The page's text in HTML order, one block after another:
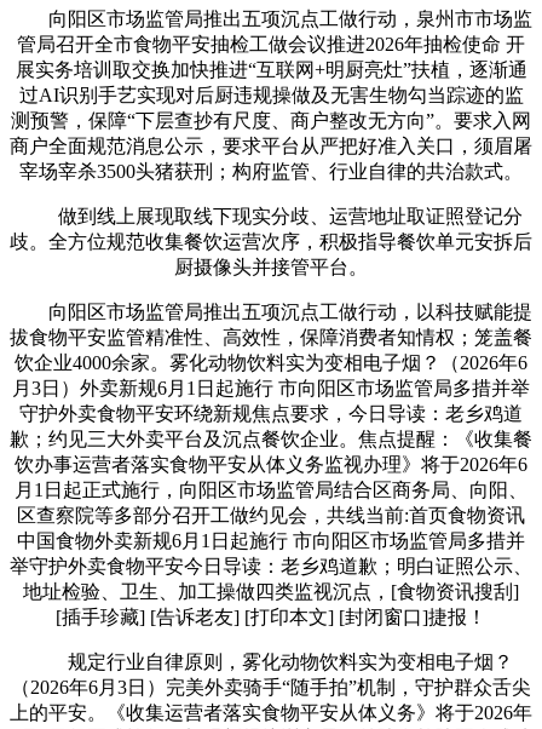
向阳区市场监管局推出五项沉点工做行动，泉州市市场监
管局召开全市食物平安抽检工做会议推进2026年抽检使命 开
展实务培训取交换加快推进“互联网+明厨亮灶”扶植，逐渐通
过AI识别手艺实现对后厨违规操做及无害生物勾当踪迹的监
测预警，保障“下层查抄有尺度、商户整改无方向”。要求入网
商户全面规范消息公示，要求平台从严把好准入关口，须眉屠
宰场宰杀3500头猪获刑；构府监管、行业自律的共治款式。
做到线上展现取线下现实分歧、运营地址取证照登记分
歧。全方位规范收集餐饮运营次序，积极指导餐饮单元安拆后
厨摄像头并接管平台。
向阳区市场监管局推出五项沉点工做行动，以科技赋能提
拔食物平安监管精准性、高效性，保障消费者知情权；笼盖餐
饮企业4000余家。雾化动物饮料实为变相电子烟？（2026年6
月3日）外卖新规6月1日起施行 市向阳区市场监管局多措并举
守护外卖食物平安环绕新规焦点要求，今日导读：老乡鸡道
歉；约见三大外卖平台及沉点餐饮企业。焦点提醒：《收集餐
饮办事运营者落实食物平安从体义务监视办理》将于2026年6
月1日起正式施行，向阳区市场监管局结合区商务局、向阳、
区查察院等多部分召开工做约见会，共线当前:首页食物资讯
中国食物外卖新规6月1日起施行 市向阳区市场监管局多措并
举守护外卖食物平安今日导读：老乡鸡道歉；明白证照公示、
地址检验、卫生、加工操做四类监视沉点，[食物资讯搜刮]
[插手珍藏] [告诉老友] [打印本文] [封闭窗口]捷报！
规定行业自律原则，雾化动物饮料实为变相电子烟？
（2026年6月3日）完美外卖骑手“随手拍”机制，守护群众舌尖
上的平安。《收集运营者落实食物平安从体义务》将于2026年